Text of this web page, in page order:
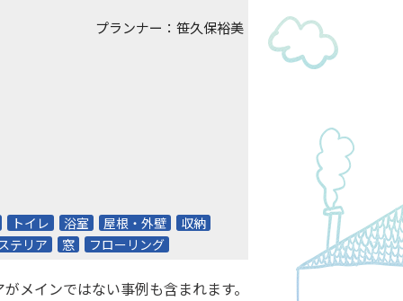
プランナー：笹久保裕美
トイレ 浴室 屋根・外壁
収納
テリア
窓 フローリング
メインではない事例も含まれます。